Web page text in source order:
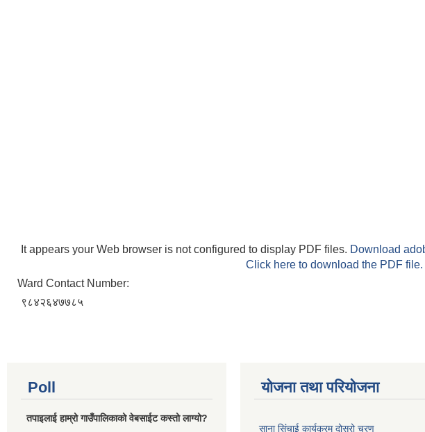
It appears your Web browser is not configured to display PDF files. Download
Click here to download the PDF file.
Ward Contact Number:
९८४२६४७७८५
Poll
तपाइलाई हाम्रो गाउँपालिकाको वेबसाईट कस्तो लाग्यो?
योजना तथा परियोजना
साना सिंचाई कार्यक्रम दोस्रो चरण